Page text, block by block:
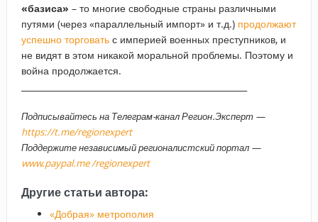
«базиса» – то многие свободные страны различными
путями (через «параллельный импорт» и т.д.) продолжают
успешно торговатьс империей военных преступников, и
не видят в этом никакой моральной проблемы. Поэтому и
война продолжается.
Подписывайтесь на Телеграм-канал Регион.Эксперт —
https://t.me/regionexpert
Поддержите независимый регионалистский портал —
www.paypal.me /regionexpert
Другие статьи автора:
«Добрая» метрополия